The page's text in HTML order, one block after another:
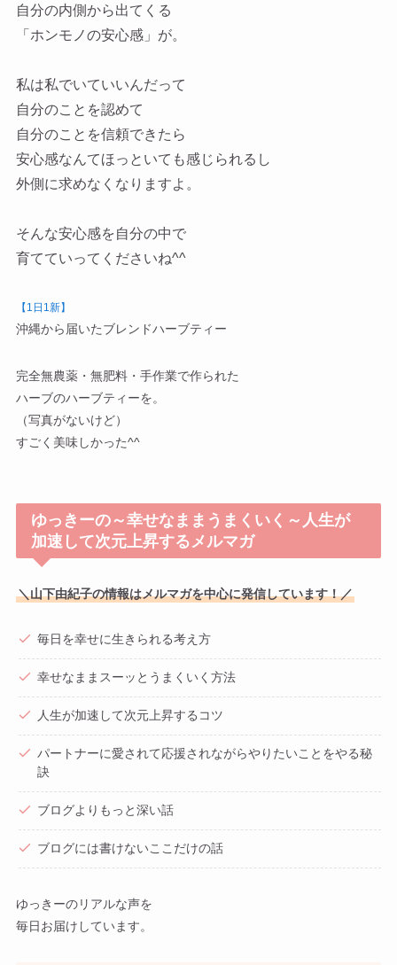
自分の内側から出てくる
「ホンモノの安心感」が。
私は私でいていいんだって
自分のことを認めて
自分のことを信頼できたら
安心感なんてほっといても感じられるし
外側に求めなくなりますよ。
そんな安心感を自分の中で
育てていってくださいね^^
【1 日 1新】
沖縄から届いたブレンドハーブティー
完全無農薬・無肥料・手作業で作られた
ハーブのハーブティーを。
（写真がないけど）
すごく美味しかった^^
ゆっきーの～幸せなままうまくいく～人生が
加速して次元上昇するメルマガ
＼山下由紀子の情報はメルマガを中心に発信しています！／
毎日を幸せに生きられる考え方
幸せなままスーッとうまくいく方法
人生が加速して次元上昇するコツ
パートナーに愛されて応援されながらやりたいことをやる秘
訣
ブログよりもっと深い話
ブログには書けないここだけの話
ゆっきーのリアルな声を
毎日お届けしています。